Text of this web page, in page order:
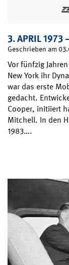
3. APRIL 1973
Geschrieben am
Vor fünfzig
New York ihr
war das erste
gedacht.
Cooper, initiiert
Mitchell. In den
1983….